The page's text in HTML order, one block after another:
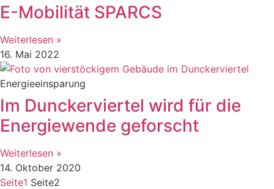
E-Mobilität SPARCS
Weiterlesen »
16. Mai 2022
Energieeinsparung
Im Dunckerviertel wird für die
Energiewende geforscht
Weiterlesen »
14. Oktober 2020
Seite1 Seite2